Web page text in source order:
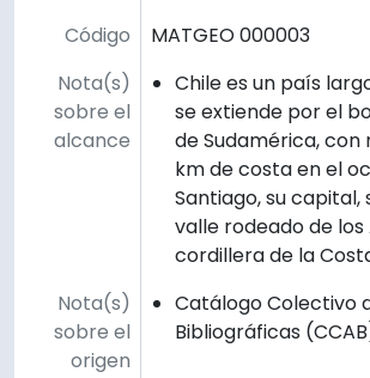
Código
MATGEO 000003
Nota(s)
sobre el
alcance
Chile es un país
se extiende por el
de Sudamérica, con
km de costa en el
Santiago, su capital,
valle rodeado de los
cordillera de la
Nota(s)
sobre el
origen
Catálogo Colectivo
Bibliográficas